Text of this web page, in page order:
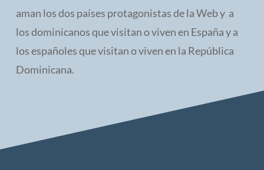
aman los dos países protagonistas de la Web y a
los dominicanos que visitan o viven en España y a
los españoles que visitan o viven en la República
Dominicana.